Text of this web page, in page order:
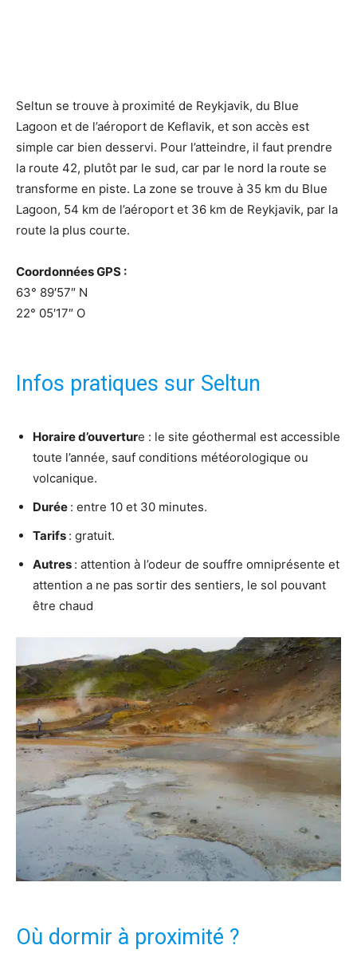
Seltun se trouve à proximité de Reykjavik, du Blue
Lagoon et de l’aéroport de Keflavik, et son accès est
simple car bien desservi. Pour l’atteindre, il faut prendre
la route 42, plutôt par le sud, car par le nord la route se
transforme en piste. La zone se trouve à 35 km du Blue
Lagoon, 54 km de l’aéroport et 36 km de Reykjavik, par la
route la plus courte.
Coordonnées GPS :
63° 89′57″ N
22° 05′17″ O
Infos pratiques sur Seltun
Horaire d’ouverture : le site géothermal est accessible
toute l’année, sauf conditions météorologique ou
volcanique.
Durée : entre 10 et 30 minutes.
Tarifs : gratuit.
Autres : attention à l’odeur de souffre omniprésente et
attention a ne pas sortir des sentiers, le sol pouvant
être chaud
Où dormir à proximité ?